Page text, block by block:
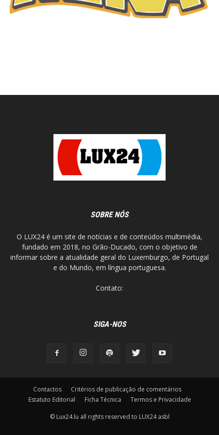
SOBRE NÓS
O LUX24 é um site de notícias e de conteúdos multimédia,
fundado em 2018, no Grão-Ducado, com o objetivo de
informar sobre a atualidade geral do Luxemburgo, de Portugal
e do Mundo, em língua portuguesa.
Contato:
SIGA-NOS
Contactos
Critérios de publicação de comentários
Estatuto Editorial
Ficha Técnica Termos e Privacidade
© Lux24.lu all rights reserved to LUX24 asbl